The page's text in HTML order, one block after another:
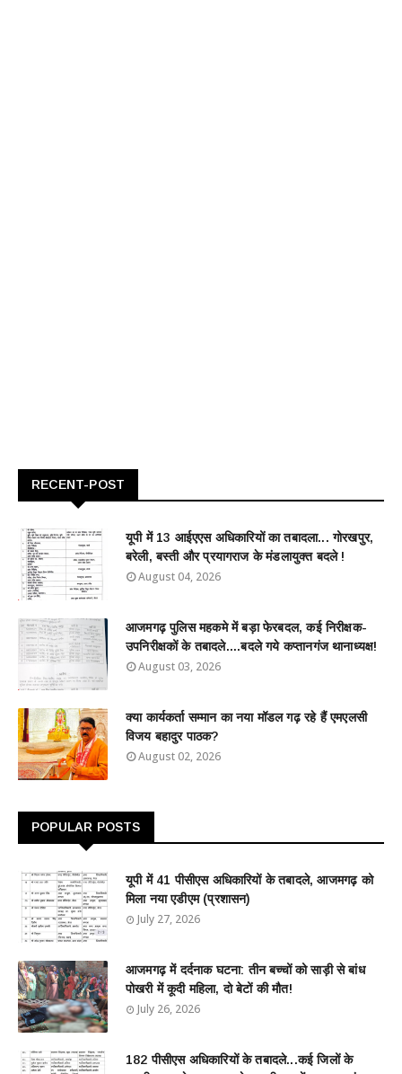
RECENT-POST
यूपी में 13 आईएएस अधिकारियों का तबादला... गोरखपुर,
बरेली, बस्ती और प्रयागराज के मंडलायुक्त बदले !
August 04, 2026
आजमगढ़ पुलिस महकमे में बड़ा फेरबदल, कई निरीक्षक-
उपनिरीक्षकों के तबादले....बदले गये कप्तानगंज थानाध्यक्ष!
August 03, 2026
क्या कार्यकर्ता सम्मान का नया मॉडल गढ़ रहे हैं एमएलसी
विजय बहादुर पाठक?
August 02, 2026
POPULAR POSTS
यूपी में 41 पीसीएस अधिकारियों के तबादले, आजमगढ़ को
मिला नया एडीएम (प्रशासन)
July 27, 2026
आजमगढ़ में दर्दनाक घटना: तीन बच्चों को साड़ी से बांध
पोखरी में कूदी महिला, दो बेटों की मौत!
July 26, 2026
182 पीसीएस अधिकारियों के तबादले...कई जिलों के